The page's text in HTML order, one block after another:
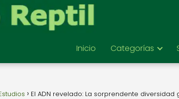
Inicio Categorías
El ADN revelado: La sorprendente